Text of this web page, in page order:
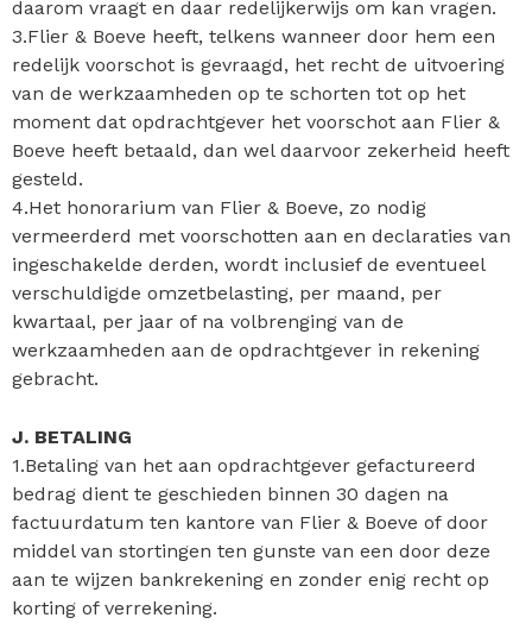
daarom vraagt en daar redelijkerwijs om kan vragen.
3.Flier & Boeve heeft, telkens wanneer door hem een
redelijk voorschot is gevraagd, het recht de uitvoering
van de werkzaamheden op te schorten tot op het
moment dat opdrachtgever het voorschot aan Flier &
Boeve heeft betaald, dan wel daarvoor zekerheid heeft
gesteld.
4.Het honorarium van Flier & Boeve, zo nodig
vermeerderd met voorschotten aan en declaraties van
ingeschakelde derden, wordt inclusief de eventueel
verschuldigde omzetbelasting, per maand, per
kwartaal, per jaar of na volbrenging van de
werkzaamheden aan de opdrachtgever in rekening
gebracht.
J. BETALING
1.Betaling van het aan opdrachtgever gefactureerd
bedrag dient te geschieden binnen 30 dagen na
factuurdatum ten kantore van Flier & Boeve of door
middel van stortingen ten gunste van een door deze
aan te wijzen bankrekening en zonder enig recht op
korting of verrekening.